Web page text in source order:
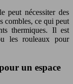
peut nécessiter des
combles, ce qui peut
thermiques. Il est
les rouleaux pour
un espace